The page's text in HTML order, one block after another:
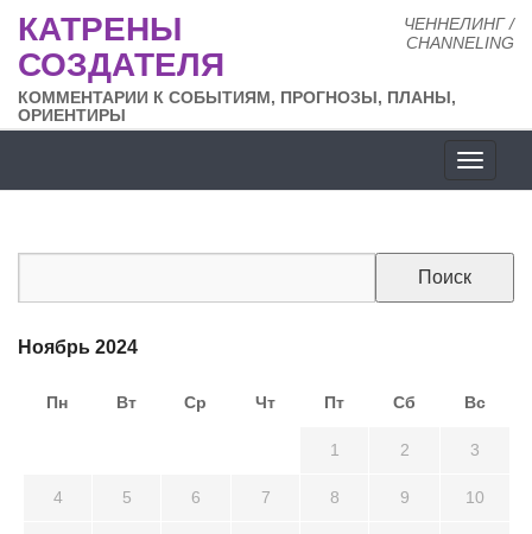
ЧЕННЕЛИНГ /
CHANNELING
КАТРЕНЫ
СОЗДАТЕЛЯ
КОММЕНТАРИИ К СОБЫТИЯМ, ПРОГНОЗЫ, ПЛАНЫ,
ОРИЕНТИРЫ
сайта
Ноябрь 2024
Пн Вт Ср Чт Пт Сб Вс
1 2 3
4 5 6 7 8 9 10